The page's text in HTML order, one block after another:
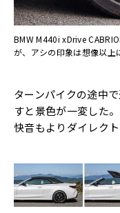
BMW M440i xDrive
が、アシの印象は想像以上
ターンパイクの途中
すと景色が一変した
快音もよりダイレクト